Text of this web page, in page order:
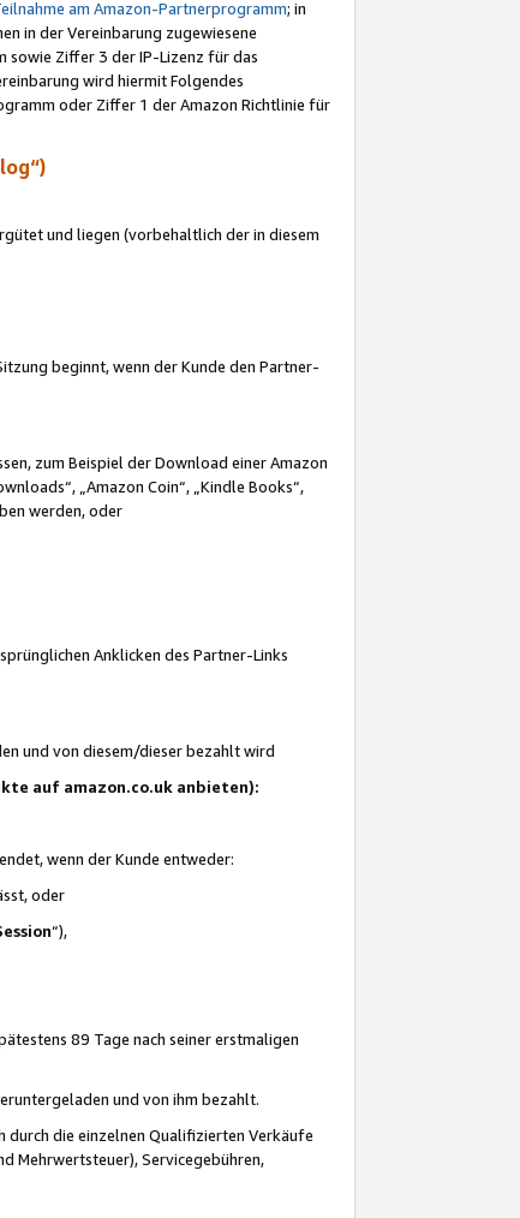
am Amazon-Partnerprogramm; in
in der Vereinbarung zugewiesene
sowie Ziffer 3 der IP-Lizenz für das
wird hiermit Folgendes
oder Ziffer 1 der Amazon Richtlinie für
und liegen (vorbehaltlich der in diesem
beginnt, wenn der Kunde den Partner-
zum Beispiel der Download einer Amazon
„Amazon Coin“, „Kindle Books“,
werden, oder
Anklicken des Partner-Links
und von diesem/dieser bezahlt wird
auf amazon.co.uk anbieten):
wenn der Kunde entweder:
oder
“),
89 Tage nach seiner erstmaligen
und von ihm bezahlt.
durch die einzelnen Qualifizierten Verkäufe
Mehrwertsteuer), Servicegebühren,